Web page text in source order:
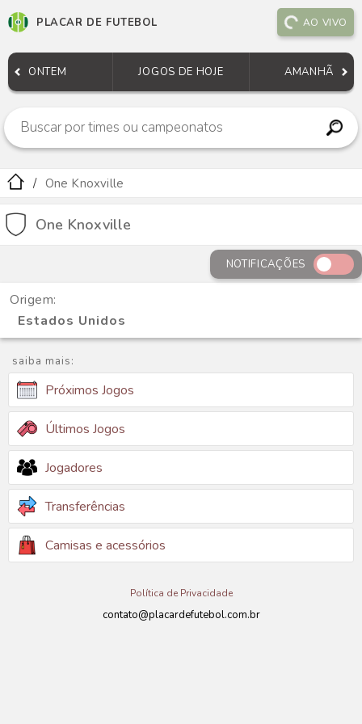
PLACAR DE FUTEBOL AO VIVO
ONTEM JOGOS DE HOJE AMANHÃ
One Knoxville
One Knoxville
NOTIFICAÇÕES
Origem:
Estados Unidos
saiba mais:
Próximos Jogos
Últimos Jogos
Jogadores
Transferências
Camisas e acessórios
Política de Privacidade
contato@placardefutebol.com.br